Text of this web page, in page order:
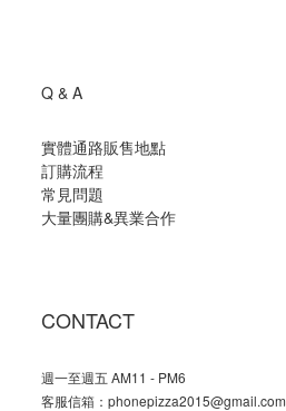
Q & A
實體通路販售地點
訂購流程
常見問題
大量團購&異業合作
CONTACT
週一至週五 AM11 - PM6
客服信箱：phonepizza2015@gmail.com